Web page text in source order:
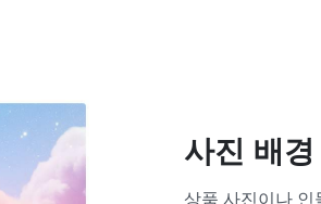
사진 배경
상품 사진이나 인